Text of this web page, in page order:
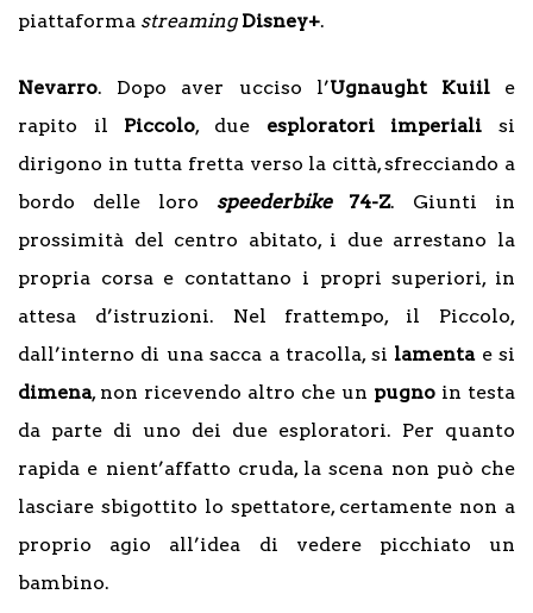
piattaforma streaming Disney+.
Nevarro. Dopo aver ucciso l’Ugnaught Kuiile
rapito il Piccolo, due esploratori imperiali si
dirigono in tutta fretta verso la città, sfrecciando a
bordo delle loro speederbike74-Z. Giunti in
prossimità del centro abitato, i due arrestano la
propria corsa e contattano i propri superiori, in
attesa d’istruzioni. Nel frattempo, il Piccolo,
dall’interno di una sacca a tracolla, si lamentae si
dimena, non ricevendo altro che un pugno in testa
da parte di uno dei due esploratori. Per quanto
rapida e nient’affatto cruda, la scena non può che
lasciare sbigottito lo spettatore, certamente non a
proprio agio all’idea di vedere picchiato un
bambino.